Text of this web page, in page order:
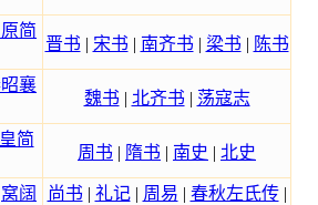
简
晋书 | 宋书 | 南齐书 | 梁书 | 陈书
襄
魏书 | 北齐书 | 荡寇志
简
周书 | 隋书 | 南史 | 北史
窝阔 尚书 | 礼记| 周易 | 春秋左氏传|